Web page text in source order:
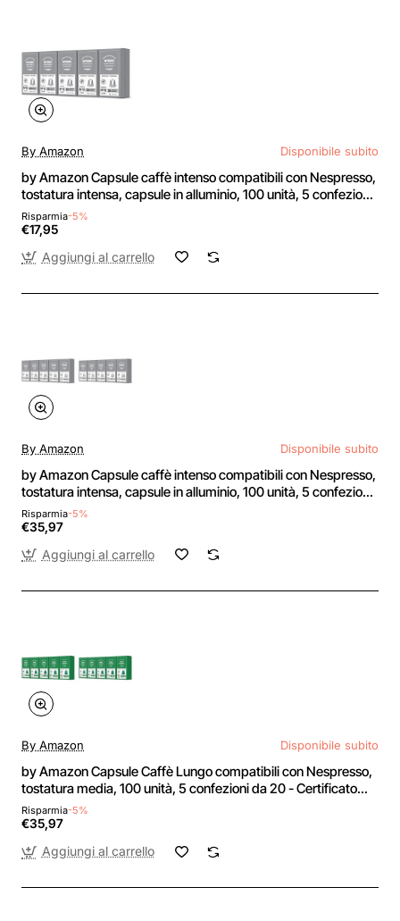
By Amazon Disponibile subito
by Amazon Capsule caffè intenso compatibili con Nespresso,
tostatura intensa, capsule in alluminio, 100 unità, 5 confezioni
da 20 - Certificato Rainforest Alliance - 20 unità (Confezione
da 5)
Risparmia-5%
€17,95
Aggiungi al carrello
By Amazon Disponibile subito
by Amazon Capsule caffè intenso compatibili con Nespresso,
tostatura intensa, capsule in alluminio, 100 unità, 5 confezioni
da 20 - Certificato Rainforest Alliance (Confezione da 2) - 20
unità (Confezione da 10)
Risparmia-5%
€35,97
Aggiungi al carrello
By Amazon Disponibile subito
by Amazon Capsule Caffè Lungo compatibili con Nespresso,
tostatura media, 100 unità, 5 confezioni da 20 - Certificato
Rainforest Alliance (Confezione da 2) - 20 unità (Confezione
da 10)
Risparmia-5%
€35,97
Aggiungi al carrello